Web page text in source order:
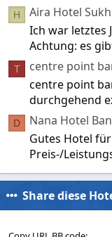
H
Aira Hotel
Ich war letztes
Achtung: es
T
centre point
centre point
durchgehend
D
Nana Hotel
Gutes Hotel
Preis-/
Share diese